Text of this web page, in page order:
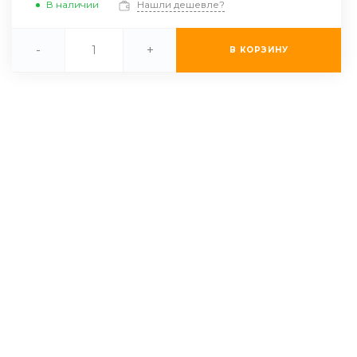
В наличии Нашли дешевле?
- + В КОРЗИНУ